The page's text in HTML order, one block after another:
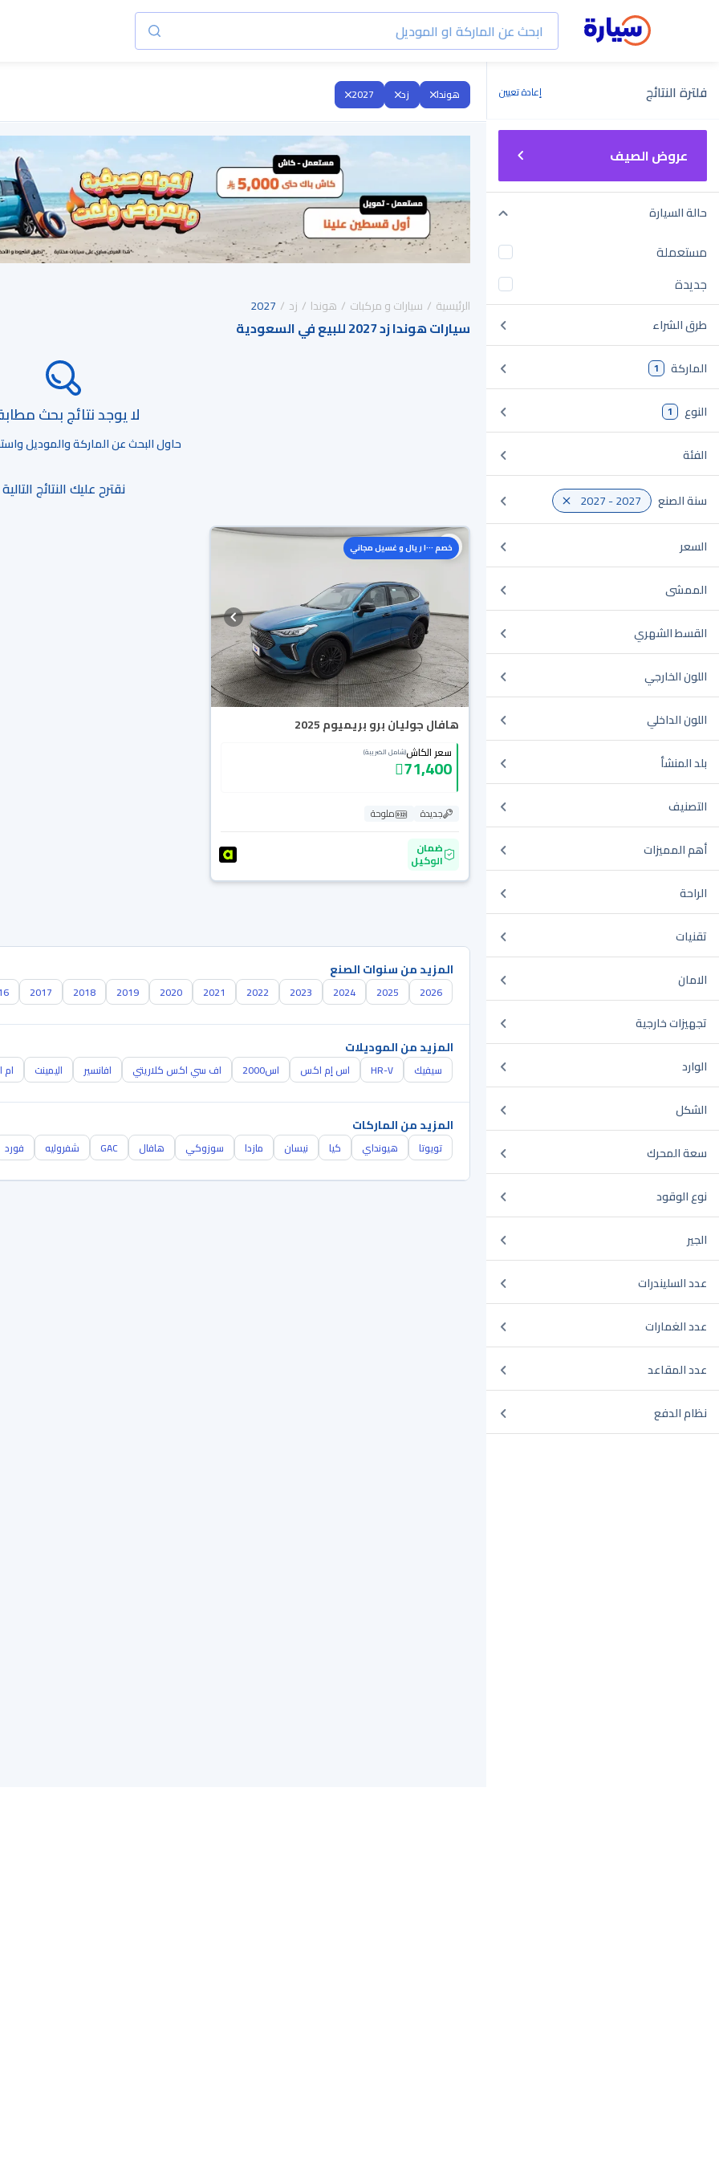
فلترة النتائج إعادة تعيين
عروض الصيف
حالة السيارة
مستعملة
جديدة
طرق الشراء
الماركة 1
النوع 1
الفئة
سنة الصنع 2027 - 2027
السعر
الممشى
القسط الشهري
اللون الخارجي
اللون الداخلي
بلد المنشأ
التصنيف
أهم المميزات
الراحة
تقنيات
الامان
تجهيزات خارجية
الوارد
الشكل
سعة المحرك
نوع الوقود
الجير
عدد السليندرات
عدد الغمارات
عدد المقاعد
نظام الدفع
هوندا زد 2027
الرئيسية سيارات و مركبات هوندا زد 2027
سيارات هوندا زد 2027 للبيع في السعودية
لا يوجد نتائج بحث
حاول البحث عن الماركة والموديل
نقترح عليك النتائج التالية
خصم ١٠٠٠ ريال و غسيل مجاني
هافال جوليان برو بريميوم 2025
سعر الكاش(شامل الضريبة)
71,400
جديدة
ملوحة
ضمان
الوكيل
المزيد من سنوات الصنع
2026
2025
2024
2023
2022
2021
2020
2019
2018
2017
المزيد من الموديلات
سيفيك HR-V اس إم اكس اس2000 اف سي اكس كلاريتي افانسير اليمينت ام
المزيد من الماركات
تويوتا هيونداي كيا نيسان مازدا سوزوكي هافال GAC شفروليه فورد